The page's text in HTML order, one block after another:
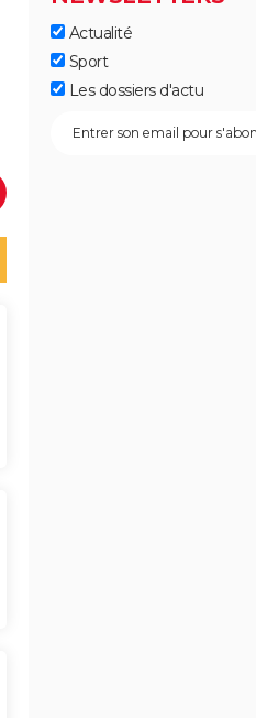
Actualité
Sport
Les dossiers d'actu